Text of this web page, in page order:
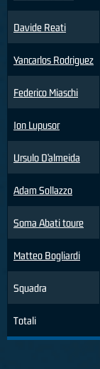
Davide Reati
Yancarlos Rodriguez
Federico Miaschi
Ion Lupusor
Ursulo D’almeida
Adam Sollazzo
Soma Abati toure
Matteo Bogliardi
Squadra
Totali